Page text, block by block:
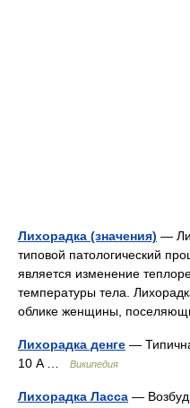
Лихорадка (значения) —
типовой патологический
является изменение
температуры тела.
облике женщины,
Лихорадка денге —
10 A …
Википедия
Лихорадка Ласса —